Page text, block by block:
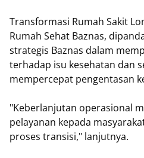
Transformasi Rumah Sakit
Rumah Sehat Baznas,
strategis Baznas dalam
terhadap isu kesehatan dan
mempercepat pengentasan
"Keberlanjutan operasional
pelayanan kepada
proses transisi," lanjutnya.